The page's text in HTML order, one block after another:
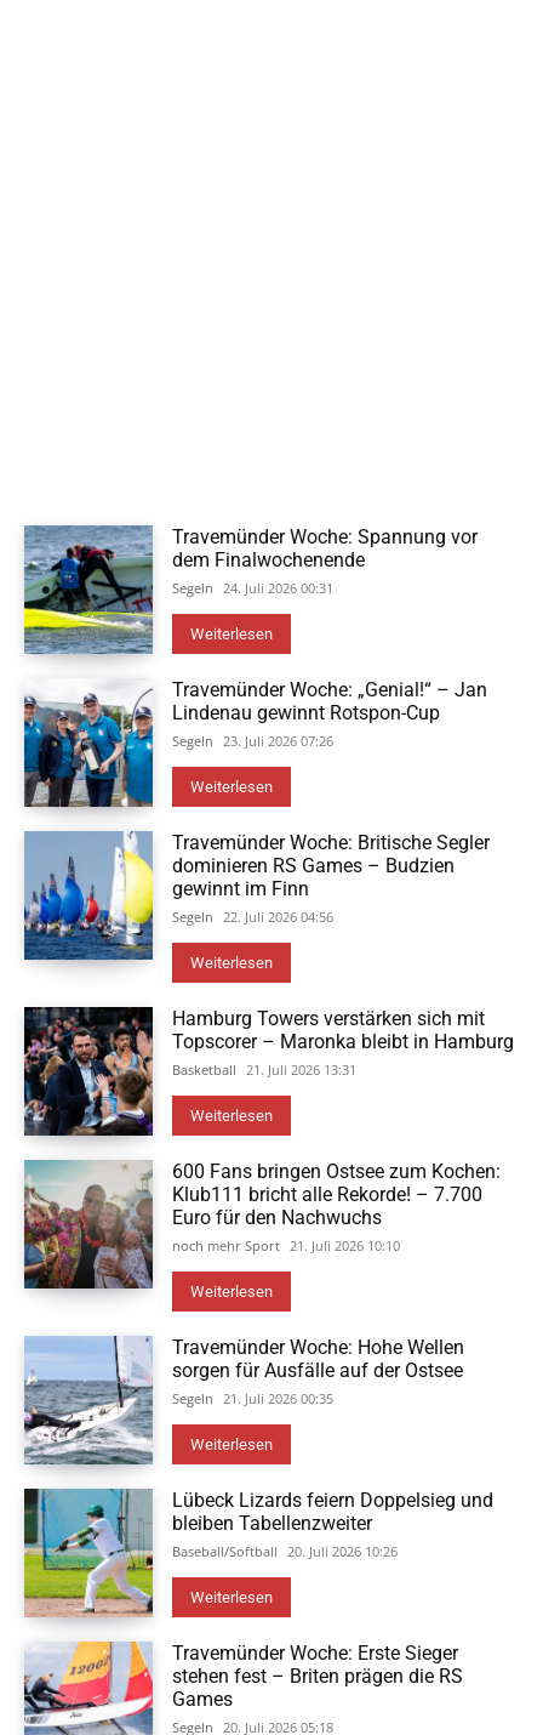
Travemünder Woche: Spannung vor
dem Finalwochenende
Segeln 24. Juli 2026 00:31
Weiterlesen
Travemünder Woche: „Genial!“ – Jan
Lindenau gewinnt Rotspon-Cup
Segeln 23. Juli 2026 07:26
Weiterlesen
Travemünder Woche: Britische Segler
dominieren RS Games – Budzien
gewinnt im Finn
Segeln 22. Juli 2026 04:56
Weiterlesen
Hamburg Towers verstärken sich mit
Topscorer – Maronka bleibt in Hamburg
Basketball 21. Juli 2026 13:31
Weiterlesen
600 Fans bringen Ostsee zum Kochen:
Klub111 bricht alle Rekorde! – 7.700
Euro für den Nachwuchs
noch mehr Sport 21. Juli 2026 10:10
Weiterlesen
Travemünder Woche: Hohe Wellen
sorgen für Ausfälle auf der Ostsee
Segeln 21. Juli 2026 00:35
Weiterlesen
Lübeck Lizards feiern Doppelsieg und
bleiben Tabellenzweiter
Baseball/Softball 20. Juli 2026 10:26
Weiterlesen
Travemünder Woche: Erste Sieger
stehen fest – Briten prägen die RS
Games
Segeln 20. Juli 2026 05:18